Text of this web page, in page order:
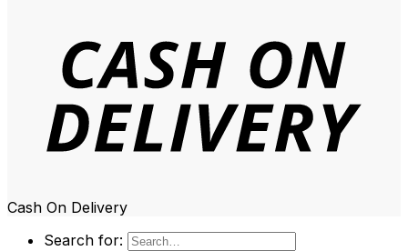
Cash On Delivery
Search for: